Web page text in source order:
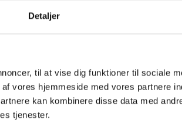
Detaljer
til at vise dig funktioner til sociale
vores hjemmeside med vores partnere
kan kombinere disse data med
tjenester.